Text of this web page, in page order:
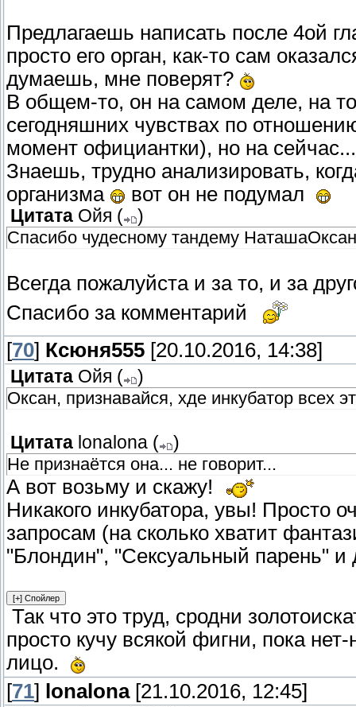
Предлагаешь написать после 4ой
просто его орган, как-то сам
думаешь, мне поверят?
В общем-то, он на самом деле, на
сегодняшних чувствах по
момент официантки), но на сейчас...
Знаешь, трудно анализировать,
организма
вот он не подумал
Цитата Ойя (
)
Спасибо чудесному тандему
Всегда пожалуйста и за то, и за
Спасибо за комментарий
[70] Ксюня555 [20.10.2016, 14:38]
Цитата Ойя (
)
Оксан, признавайся, хде инкубатор всех
Цитата lonalona (
)
Не признаётся она... не говорит...
А вот возьму и скажу!
Никакого инкубатора, увы! Просто
запросам (на сколько хватит
"Блондин", "Сексуальный парень"
Так что это труд, сродни
просто кучу всякой фигни, пока
лицо.
[71] lonalona[21.10.2016, 12:45]